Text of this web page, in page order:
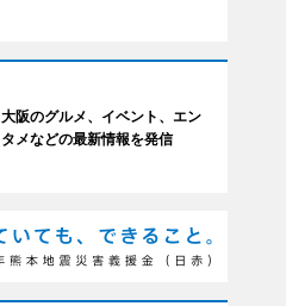
大阪のグルメ、イベント、エン
タメなどの最新情報を発信